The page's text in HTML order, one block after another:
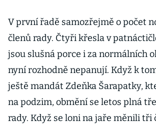
V první řadě samozřejmě o počet
členů rady. Čtyři křesla v
jsou slušná porce i za normálních
nyní rozhodně nepanují. Když k
ještě mandát Zdeňka Šarapatky,
na podzim, obmění se letos plná
rady. Když se loni na jaře měnili tři